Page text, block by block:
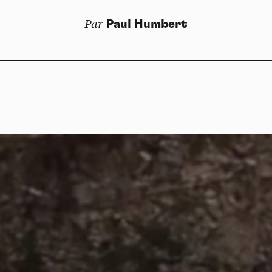
Par Paul Humbert